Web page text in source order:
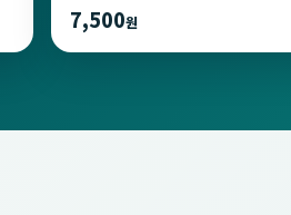
7,500원